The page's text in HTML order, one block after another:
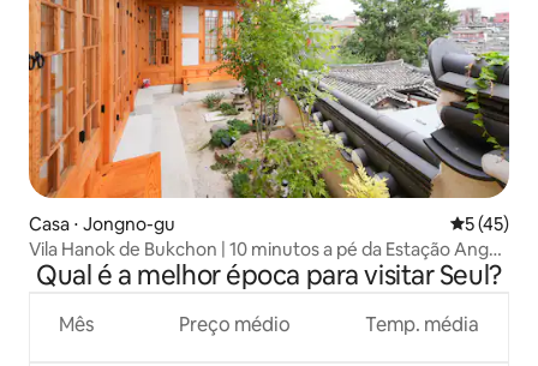
Casa ⋅ Jongno-gu 5 de uma
5 (45)
Vila Hanok de Bukchon | 10 minutos a pé da Estação Anguk
| Vista da Torre Namsan | Hanok Novo
Qual é a melhor época para visitar Seul?
Mês Preço médio Temp. média